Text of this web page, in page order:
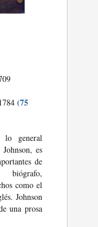
(75
lo general
es
de
biógrafo,
como el
Johnson
una prosa